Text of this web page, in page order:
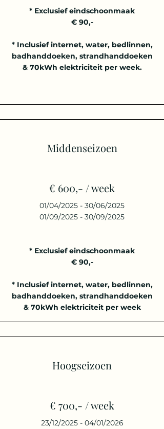
* Exclusief eindschoonmaak
€ 90,-
* Inclusief internet, water, bedlinnen,
badhanddoeken, strandhanddoeken
& 70kWh elektriciteit per week.
Middenseizoen
€ 600,- / week
01/04/2025 - 30/06/2025
01/09/2025 - 30/09/2025
* Exclusief eindschoonmaak
€ 90,-
* Inclusief internet, water, bedlinnen,
badhanddoeken, strandhanddoeken
& 70kWh elektriciteit per week
Hoogseizoen
€ 700,- / week
23/12/2025 - 04/01/2026